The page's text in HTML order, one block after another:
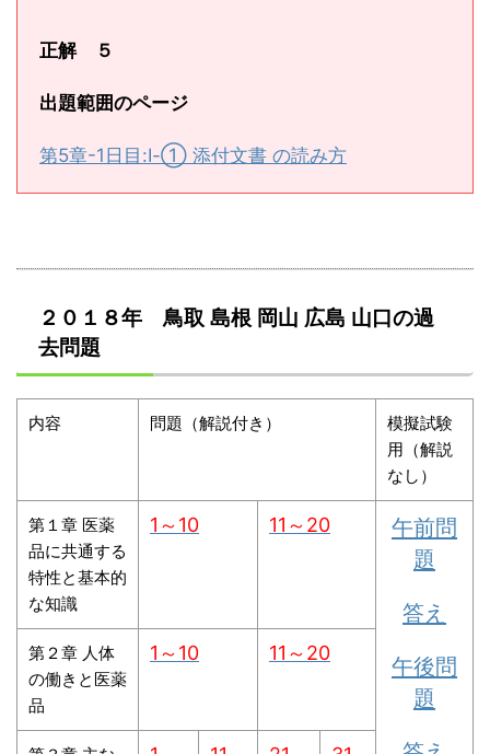
正解 ５
出題範囲のページ
第5章-1日目:Ⅰ-① 添付文書 の読み方
２０１８年 鳥取 島根 岡山 広島 山口の過
去問題
内容 問題（解説付き）
模擬試験
用（解説
なし）
第１章 医薬
品に共通する
特性と基本的
な知識
1～10 11～20
午前問
題
答え
午後問
題
第２章 人体
の働きと医薬
品
1～10 11～20